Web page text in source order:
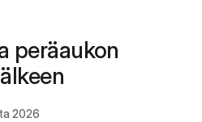
peräaukon
2026